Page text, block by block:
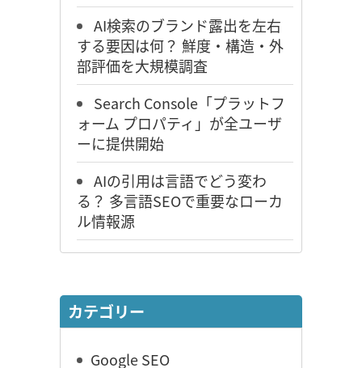
AI検索のブランド露出を左右
する要因は何？ 鮮度・構造・外
部評価を大規模調査
Search Console「プラットフ
ォーム プロパティ」が全ユーザ
ーに提供開始
AIの引用は言語でどう変わ
る？ 多言語SEOで重要なローカ
ル情報源
カテゴリー
Google SEO